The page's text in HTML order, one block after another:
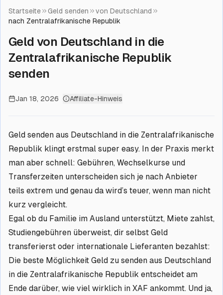
Startseite Geld senden
von Deutschland
nach Zentralafrikanische Republik
Geld von Deutschland in die
Zentralafrikanische Republik
senden
Jan 18, 2026 Affiliate-Hinweis
Geld senden aus Deutschland in die Zentralafrikanische
Republik klingt erstmal super easy. In der Praxis merkt
man aber schnell: Gebühren, Wechselkurse und
Transferzeiten unterscheiden sich je nach Anbieter
teils extrem und genau da wird’s teuer, wenn man nicht
kurz vergleicht.
Egal ob du Familie im Ausland unterstützt, Miete zahlst,
Studiengebühren überweist, dir selbst Geld
transferierst oder internationale Lieferanten bezahlst:
Die beste Möglichkeit Geld zu senden aus Deutschland
in die Zentralafrikanische Republik entscheidet am
Ende darüber, wie viel wirklich in XAF ankommt. Und ja,